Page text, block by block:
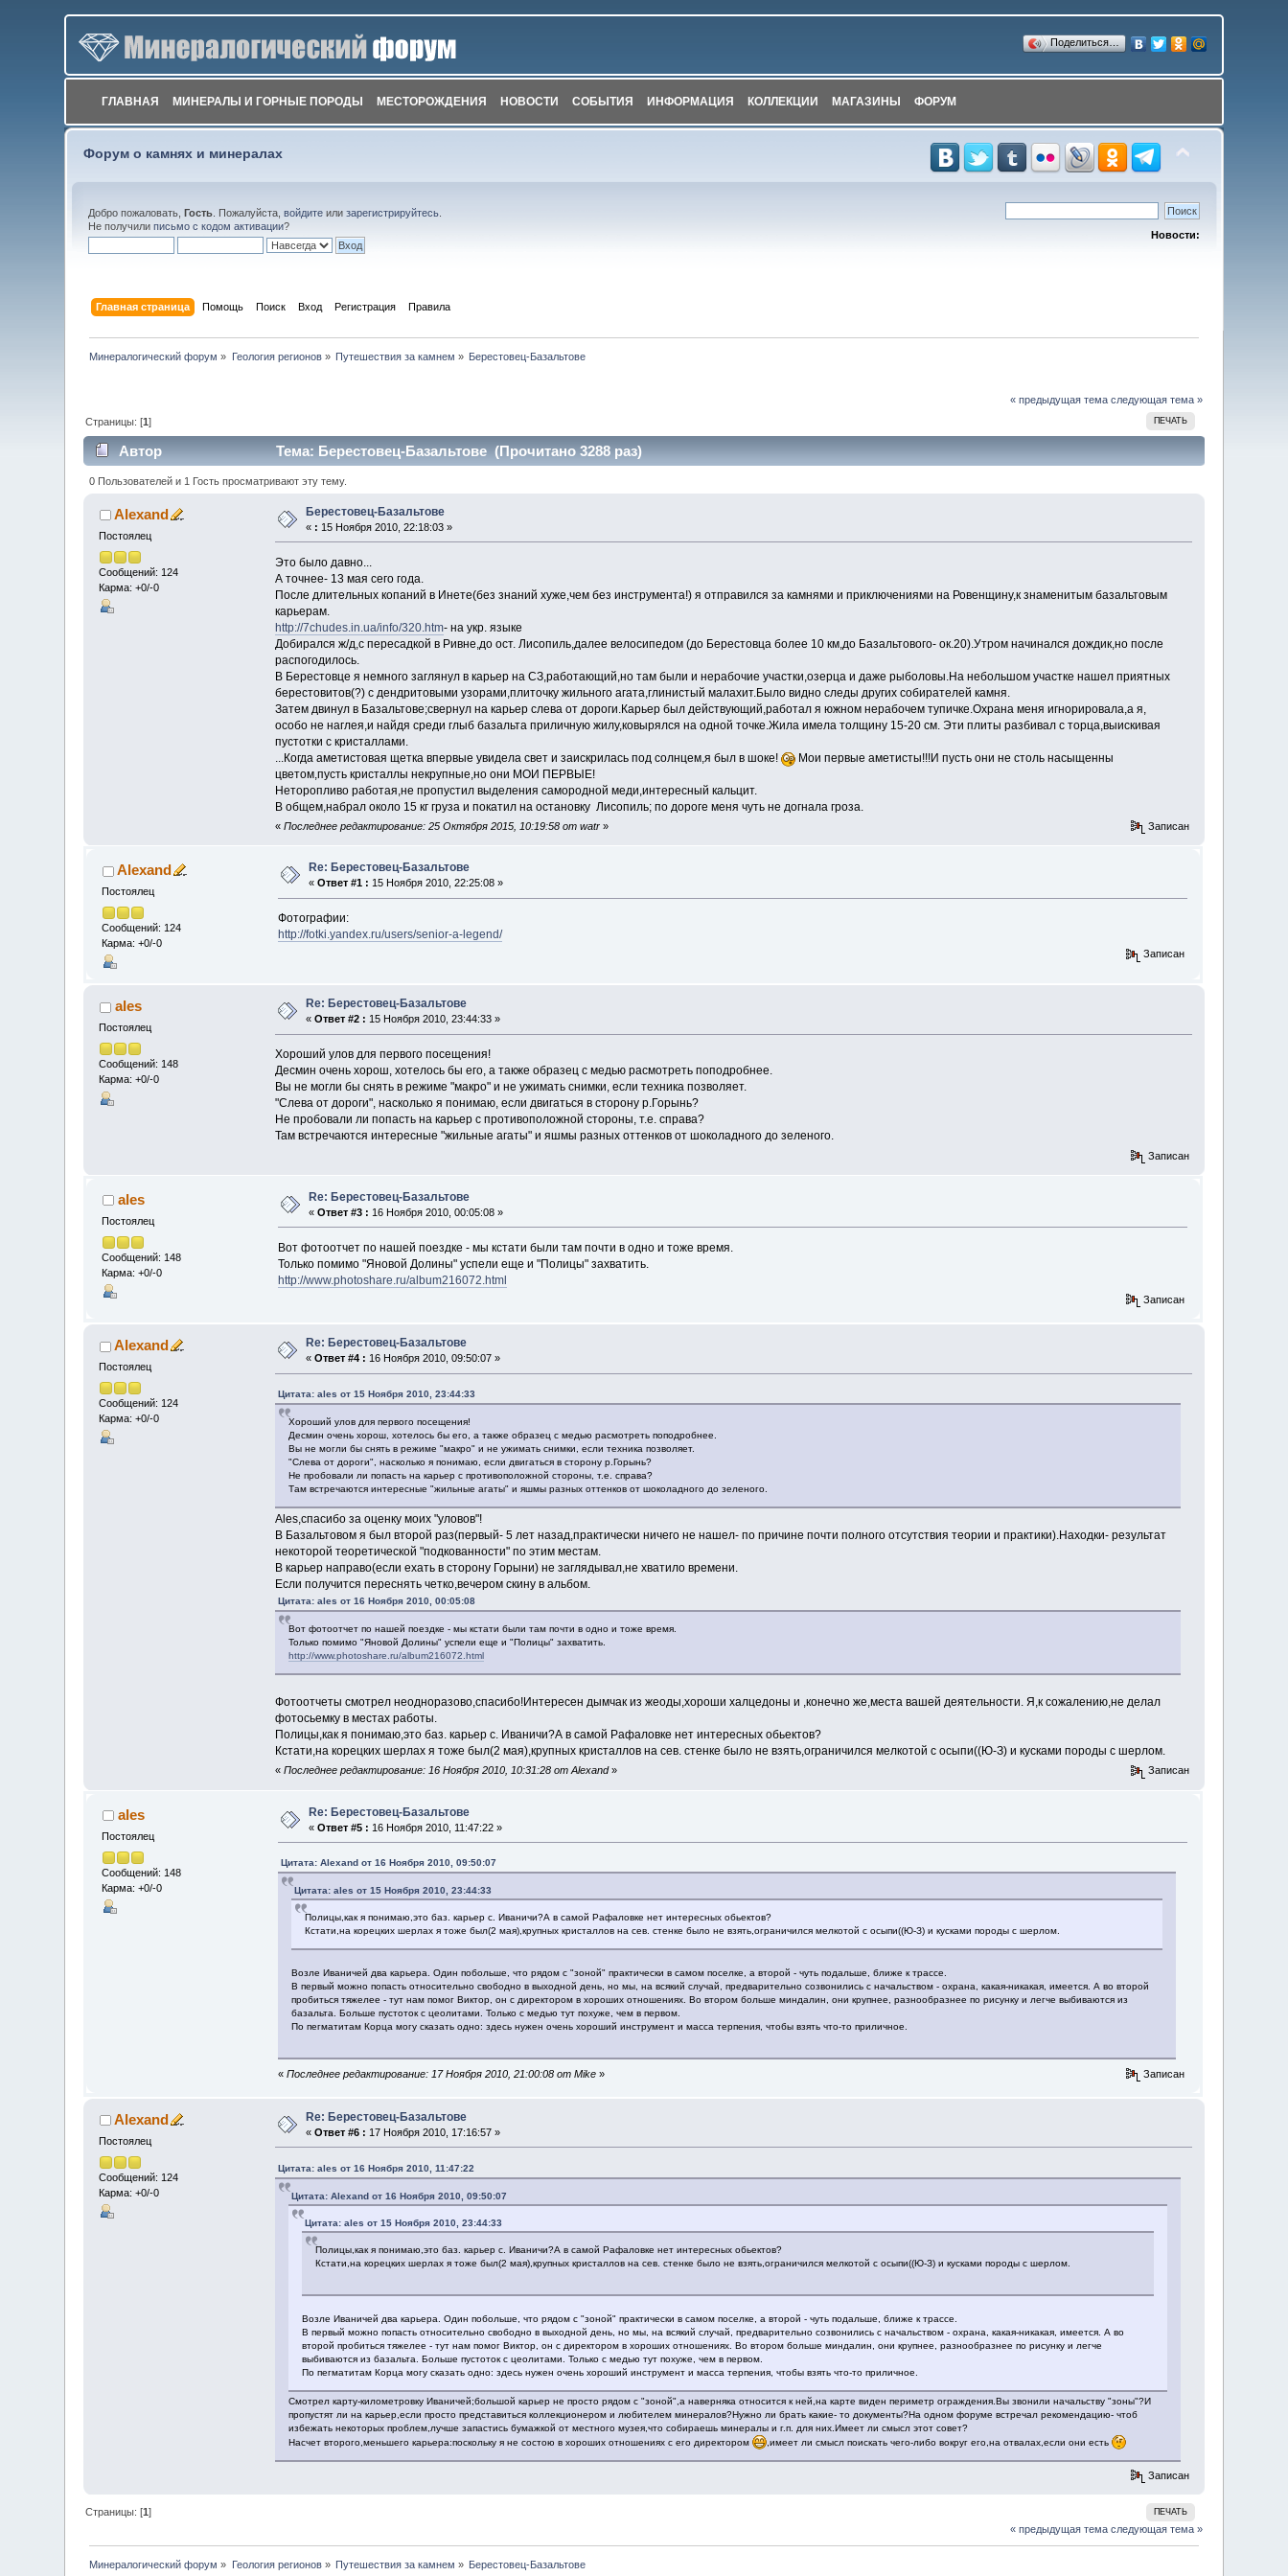
Поделиться…
ГЛАВНАЯ МИНЕРАЛЫ И ГОРНЫЕ ПОРОДЫ МЕСТОРОЖДЕНИЯ НОВОСТИ СОБЫТИЯ ИНФОРМАЦИЯ КОЛЛЕКЦИИ МАГАЗИНЫ ФОРУМ
Форум о камнях и минералах
Добро пожаловать,Гость . Пожалуйста,войдите илизарегистрируйтесь
Не получилиписьмо с кодом активации?
Новости:
Главная страница Помощь Поиск Вход Регистрация Правила
Минералогический форум » Геология регионов» Путешествия за камнем » Берестовец-Базальтове
« предыдущая тема следующая тема »
ПЕЧАТЬ
Страницы: [1]
Автор Тема: Берестовец-Базальтове (Прочитано 3288 раз)
0 Пользователей и 1 Гость просматривают эту тему.
Alexand
Постоялец
Сообщений: 124
Карма: +0/-0
Берестовец-Базальтове
« : 15 Ноября 2010, 22:18:03 »
Это было давно...
А точнее- 13 мая сего года.
После длительных копаний в Инете(без знаний хуже,чем без инструмента!) я отправился за камнями и приключениями на Ровенщину,к знаменитым базальтовым
карьерам.
http://7chudes.in.ua/info/320.htm- на укр. языке
Добирался ж/д,с пересадкой в Ривне,до ост. Лисопиль,далее велосипедом (до Берестовца более 10 км,до Базальтового- ок.20).Утром начинался дождик,но после
распогодилось.
В Берестовце я немного заглянул в карьер на СЗ,работающий,но там были и нерабочие участки,озерца и даже рыболовы.На небольшом участке нашел приятных
берестовитов(?) с дендритовыми узорами,плиточку жильного агата,глинистый малахит.Было видно следы других собирателей камня.
Затем двинул в Базальтове;свернул на карьер слева от дороги.Карьер был действующий,работал я южном нерабочем тупичке.Охрана меня игнорировала,а я,
особо не наглея,и найдя среди глыб базальта приличную жилу,ковырялся на одной точке.Жила имела толщину 15-20 см. Эти плиты разбивал с торца,выискивая
пустотки с кристаллами.
...Когда аметистовая щетка впервые увидела свет и заискрилась под солнцем,я был в шоке!
Мои первые аметисты!!!И пусть они не столь насыщенны
цветом,пусть кристаллы некрупные,но они МОИ ПЕРВЫЕ!
Неторопливо работая,не пропустил выделения самородной меди,интересный кальцит.
В общем,набрал около 15 кг груза и покатил на остановку Лисопиль; по дороге меня чуть не догнала гроза.
« Последнее редактирование: 25 Октября 2015, 10:19:58 от watr» Записан
Alexand
Постоялец
Сообщений: 124
Карма: +0/-0
Re: Берестовец-Базальтове
«Ответ #1 : 15 Ноября 2010, 22:25:08 »
Фотографии:
http://fotki.yandex.ru/users/senior-a-legend/
Записан
ales
Постоялец
Сообщений: 148
Карма: +0/-0
Re: Берестовец-Базальтове
«Ответ #2 : 15 Ноября 2010, 23:44:33 »
Хороший улов для первого посещения!
Десмин очень хорош, хотелось бы его, а также образец с медью расмотреть поподробнее.
Вы не могли бы снять в режиме "макро" и не ужимать снимки, если техника позволяет.
"Слева от дороги", насколько я понимаю, если двигаться в сторону р.Горынь?
Не пробовали ли попасть на карьер с противоположной стороны, т.е. справа?
Там встречаются интересные "жильные агаты" и яшмы разных оттенков от шоколадного до зеленого.
Записан
ales
Постоялец
Сообщений: 148
Карма: +0/-0
Re: Берестовец-Базальтове
«Ответ #3 : 16 Ноября 2010, 00:05:08 »
Вот фотоотчет по нашей поездке - мы кстати были там почти в одно и тоже время.
Только помимо "Яновой Долины" успели еще и "Полицы" захватить.
http://www.photoshare.ru/album216072.html
Записан
Alexand
Постоялец
Сообщений: 124
Карма: +0/-0
Re: Берестовец-Базальтове
«Ответ #4 : 16 Ноября 2010, 09:50:07 »
Цитата: ales от 15 Ноября 2010, 23:44:33
Хороший улов для первого посещения!
Десмин очень хорош, хотелось бы его, а также образец с медью расмотреть поподробнее.
Вы не могли бы снять в режиме "макро" и не ужимать снимки, если техника позволяет.
"Слева от дороги", насколько я понимаю, если двигаться в сторону р.Горынь?
Не пробовали ли попасть на карьер с противоположной стороны, т.е. справа?
Там встречаются интересные "жильные агаты" и яшмы разных оттенков от шоколадного до зеленого.
Ales,спасибо за оценку моих "уловов"!
В Базальтовом я был второй раз(первый- 5 лет назад,практически ничего не нашел- по причине почти полного отсутствия теории и практики).Находки- результат
некоторой теоретической "подкованности" по этим местам.
В карьер направо(если ехать в сторону Горыни) не заглядывал,не хватило времени.
Если получится переснять четко,вечером скину в альбом.
Цитата: ales от 16 Ноября 2010, 00:05:08
Вот фотоотчет по нашей поездке - мы кстати были там почти в одно и тоже время.
Только помимо "Яновой Долины" успели еще и "Полицы" захватить.
http://www.photoshare.ru/album216072.html
Фотоотчеты смотрел неодноразово,спасибо!Интересен дымчак из жеоды,хороши халцедоны и ,конечно же,места вашей деятельности. Я,к сожалению,не делал
фотосьемку в местах работы.
Полицы,как я понимаю,это баз. карьер с. Иваничи?А в самой Рафаловке нет интересных обьектов?
Кстати,на корецких шерлах я тоже был(2 мая),крупных кристаллов на сев. стенке было не взять,ограничился мелкотой с осыпи((Ю-З) и кусками породы с шерлом.
« Последнее редактирование: 16 Ноября 2010, 10:31:28 от Alexand» Записан
ales
Постоялец
Сообщений: 148
Карма: +0/-0
Re: Берестовец-Базальтове
«Ответ #5 : 16 Ноября 2010, 11:47:22 »
Цитата: Alexand от 16 Ноября 2010, 09:50:07
Цитата: ales от 15 Ноября 2010, 23:44:33
Полицы,как я понимаю,это баз. карьер с. Иваничи?А в самой Рафаловке нет интересных обьектов?
Кстати,на корецких шерлах я тоже был(2 мая),крупных кристаллов на сев. стенке было не взять,ограничился мелкотой с осыпи((Ю-З) и кусками породы с шерлом.
Возле Иваничей два карьера. Один побольше, что рядом с "зоной" практически в самом поселке, а второй - чуть подальше, ближе к трассе.
В первый можно попасть относительно свободно в выходной день, но мы, на всякий случай, предварительно созвонились с начальством - охрана, какая-никакая, имеется. А во второй
пробиться тяжелее - тут нам помог Виктор, он с директором в хороших отношениях. Во втором больше миндалин, они крупнее, разнообразнее по рисунку и легче выбиваются из
базальта. Больше пустоток с цеолитами. Только с медью тут похуже, чем в первом.
По пегматитам Корца могу сказать одно: здесь нужен очень хороший инструмент и масса терпения, чтобы взять что-то приличное.
« Последнее редактирование: 17 Ноября 2010, 21:00:08 от Mike» Записан
Alexand
Постоялец
Сообщений: 124
Карма: +0/-0
Re: Берестовец-Базальтове
«Ответ #6 : 17 Ноября 2010, 17:16:57 »
Цитата: ales от 16 Ноября 2010, 11:47:22
Цитата: Alexand от 16 Ноября 2010, 09:50:07
Цитата: ales от 15 Ноября 2010, 23:44:33
Полицы,как я понимаю,это баз. карьер с. Иваничи?А в самой Рафаловке нет интересных обьектов?
Кстати,на корецких шерлах я тоже был(2 мая),крупных кристаллов на сев. стенке было не взять,ограничился мелкотой с осыпи((Ю-З) и кусками породы с шерлом.
Возле Иваничей два карьера. Один побольше, что рядом с "зоной" практически в самом поселке, а второй - чуть подальше, ближе к трассе.
В первый можно попасть относительно свободно в выходной день, но мы, на всякий случай, предварительно созвонились с начальством - охрана, какая-никакая, имеется. А во
второй пробиться тяжелее - тут нам помог Виктор, он с директором в хороших отношениях. Во втором больше миндалин, они крупнее, разнообразнее по рисунку и легче
выбиваются из базальта. Больше пустоток с цеолитами. Только с медью тут похуже, чем в первом.
По пегматитам Корца могу сказать одно: здесь нужен очень хороший инструмент и масса терпения, чтобы взять что-то приличное.
Смотрел карту-километровку Иваничей;большой карьер не просто рядом с "зоной",а наверняка относится к ней,на карте виден периметр ограждения.Вы звонили начальству "зоны"?И
пропустят ли на карьер,если просто представиться коллекционером и любителем минералов?Нужно ли брать какие- то документы?На одном форуме встречал рекомендацию- чтоб
избежать некоторых проблем,лучше запастись бумажкой от местного музея,что собираешь минералы и г.п. для них.Имеет ли смысл этот совет?
Насчет второго,меньшего карьера:поскольку я не состою в хороших отношениях с его директором
,имеет ли смысл поискать чего-либо вокруг его,на отвалах,если они есть
Записан
ПЕЧАТЬ
Страницы: [1]
« предыдущая тема следующая тема »
Минералогический форум » Геология регионов» Путешествия за камнем » Берестовец-Базальтове